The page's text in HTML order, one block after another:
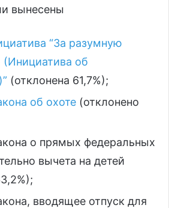
вынесены
“За разумную
об
(отклонена 61,7%);
об охоте (отклонено
о прямых федеральных
вычета на детей
вводящее отпуск для